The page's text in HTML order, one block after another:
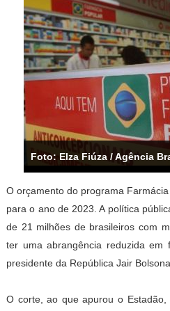
Foto: Elza Fiúza / Agência
O orçamento do programa
para o ano de 2023. A política
de 21 milhões de brasileiros com
ter uma abrangência reduzida em
presidente da República Jair
O corte, ao que apurou o